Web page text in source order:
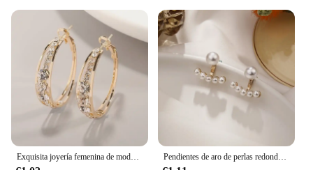
Pendientes de aro de perlas redondas elegantes para mujer, temperamento Simple, cuentas blancas, círculo, hebilla de oreja Retro, accesorios de joyería de moda